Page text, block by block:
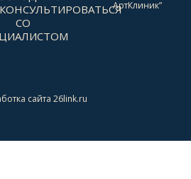
СО
АртКлиник”
сайта 26link.ru